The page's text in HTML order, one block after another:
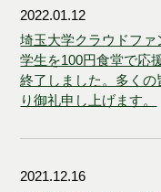
2022.01.12
埼玉大学クラウドフ
学生を100円食堂で応
終了しました。多く
り御礼申し上げます。
2021.12.16